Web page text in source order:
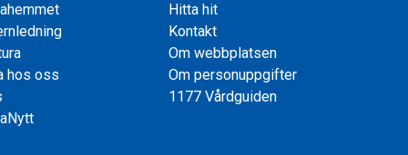
hos oss
Hitta hit
Kontakt
Om webbplatsen
Om personuppgifter
1177 Vårdguiden